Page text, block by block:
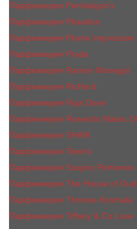
Парфюмерия Penhaligon's
Парфюмерия Phaedon
Парфюмерия Plume Impression
Парфюмерия Prada
Парфюмерия Ramon Monegal
Парфюмерия RicHard
Парфюмерия Roja Dove
Парфюмерия Rosendo Mateu
Парфюмерия SHAIK
Парфюмерия Simimi
Парфюмерия Sospiro Perfumes
Парфюмерия The House of Oud
Парфюмерия Thomas Kosmala
Парфюмерия Tiffany & Co Love